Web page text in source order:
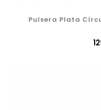
Pulsera Plata